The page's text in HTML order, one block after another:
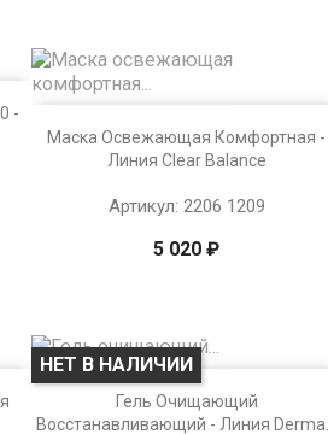
-
Маска Освежающая Комфортная -
Линия Clear Balance
Артикул: 2206 1209
5 020 ₽
 Просмотр
Гель Очищающий
Восстанавливающий - Линия Derma...
НЕТ В НАЛИЧИИ
Просмотр